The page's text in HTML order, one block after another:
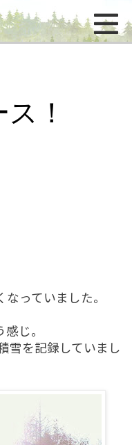
！
っていました。
じ。
雪を記録していまし